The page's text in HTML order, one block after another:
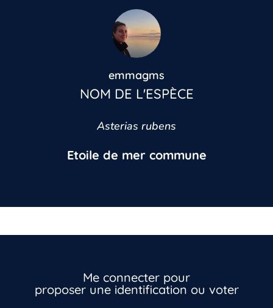
emmagms
NOM DE L'ESPÈCE
Asterias rubens
Etoile de mer commune
Me connecter pour
proposer une identification ou voter